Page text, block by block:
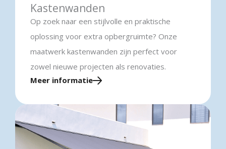
Kastenwanden
Op zoek naar een stijlvolle en praktische
oplossing voor extra opbergruimte? Onze
maatwerk kastenwanden zijn perfect voor
zowel nieuwe projecten als renovaties.
Meer informatie